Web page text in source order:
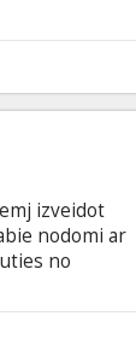
Krisa
–
izveidot
nodomi ar
no
pasaules